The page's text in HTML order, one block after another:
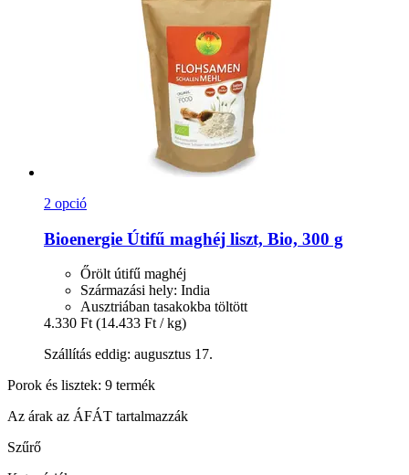
2 opció
Bioenergie Útifű maghéj liszt, Bio, 300 g
Őrölt útifű maghéj
Származási hely: India
Ausztriában tasakokba töltött
4.330 Ft (14.433 Ft / kg)
Szállítás eddig: augusztus 17.
Porok és lisztek: 9 termék
Az árak az ÁFÁT tartalmazzák
Szűrő